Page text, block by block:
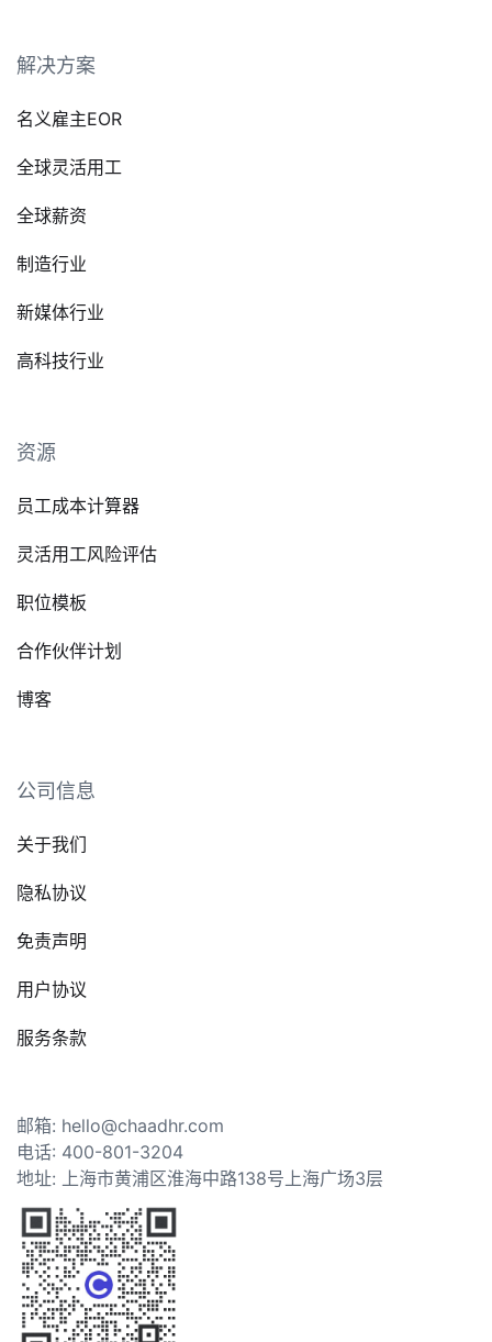
解决方案
名义雇主EOR
全球灵活用工
全球薪资
制造行业
新媒体行业
高科技行业
资源
员工成本计算器
灵活用工风险评估
职位模板
合作伙伴计划
博客
公司信息
关于我们
隐私协议
免责声明
用户协议
服务条款
邮箱: hello@chaadhr.com
电话: 400-801-3204
地址: 上海市黄浦区淮海中路138号上海广场3层